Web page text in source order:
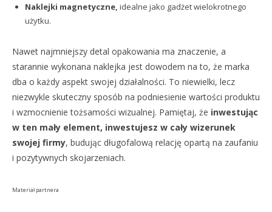
Naklejki magnetyczne, idealne jako gadżet wielokrotnego
użytku.
Nawet najmniejszy detal opakowania ma znaczenie, a
starannie wykonana naklejka jest dowodem na to, że marka
dba o każdy aspekt swojej działalności. To niewielki, lecz
niezwykle skuteczny sposób na podniesienie wartości produktu
i wzmocnienie tożsamości wizualnej. Pamiętaj, że inwestując
w ten mały element, inwestujesz w cały wizerunek
swojej firmy, budując długofalową relację opartą na zaufaniu
i pozytywnych skojarzeniach.
Materiał partnera